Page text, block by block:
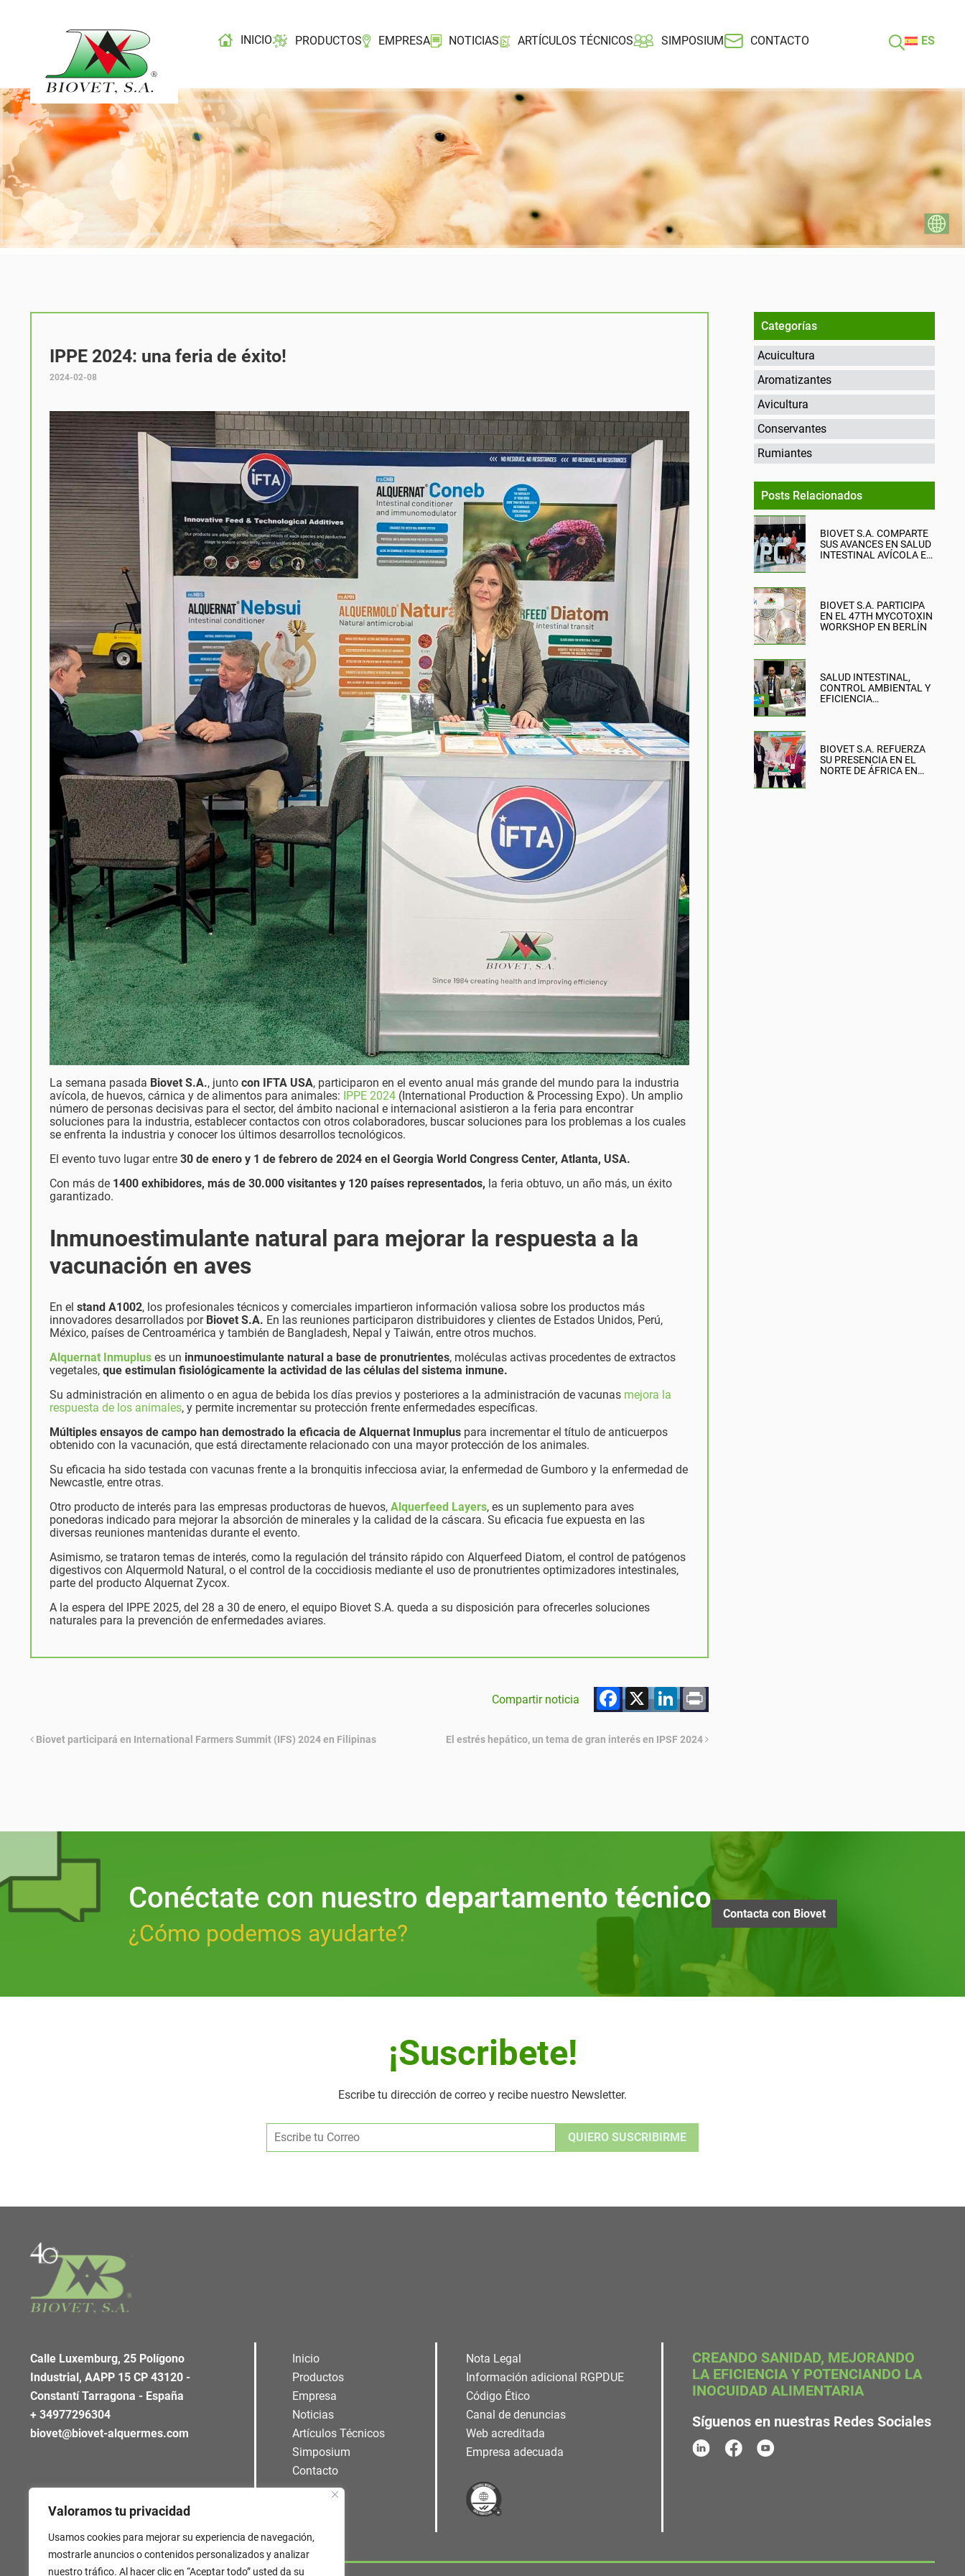
Valoramos tu privacidad
Usamos cookies para mejorar su experiencia de navegación,
mostrarle anuncios o contenidos personalizados y analizar
nuestro tráfico. Al hacer clic en “Aceptar todo” usted da su
INICIO PRODUCTOS EMPRESA NOTICIAS ARTÍCULOS TÉCNICOS SIMPOSIUM CONTACTO ES
IPPE 2024: una feria de éxito!
2024-02-08
La semana pasada Biovet S.A., junto con IFTA USA, participaron en el evento anual más grande del mundo para la industria
avícola, de huevos, cárnica y de alimentos para animales: IPPE 2024 (International Production & Processing Expo). Un amplio
número de personas decisivas para el sector, del ámbito nacional e internacional asistieron a la feria para encontrar
soluciones para la industria, establecer contactos con otros colaboradores, buscar soluciones para los problemas a los cuales
se enfrenta la industria y conocer los últimos desarrollos tecnológicos.
El evento tuvo lugar entre 30 de enero y 1 de febrero de 2024 en el Georgia World Congress Center, Atlanta, USA.
Con más de 1400 exhibidores, más de 30.000 visitantes y 120 países representados, la feria obtuvo, un año más, un éxito
garantizado.
Inmunoestimulante natural para mejorar la respuesta a la
vacunación en aves
En el stand A1002, los profesionales técnicos y comerciales impartieron información valiosa sobre los productos más
innovadores desarrollados por Biovet S.A. En las reuniones participaron distribuidores y clientes de Estados Unidos, Perú,
México, países de Centroamérica y también de Bangladesh, Nepal y Taiwán, entre otros muchos.
Alquernat Inmuplus es un inmunoestimulante natural a base de pronutrientes, moléculas activas procedentes de extractos
vegetales, que estimulan fisiológicamente la actividad de las células del sistema inmune.
Su administración en alimento o en agua de bebida los días previos y posteriores a la administración de vacunas mejora la
respuesta de los animales, y permite incrementar su protección frente enfermedades específicas.
Múltiples ensayos de campo han demostrado la eficacia de Alquernat Inmuplus para incrementar el título de anticuerpos
obtenido con la vacunación, que está directamente relacionado con una mayor protección de los animales.
Su eficacia ha sido testada con vacunas frente a la bronquitis infecciosa aviar, la enfermedad de Gumboro y la enfermedad de
Newcastle, entre otras.
Otro producto de interés para las empresas productoras de huevos, Alquerfeed Layers, es un suplemento para aves
ponedoras indicado para mejorar la absorción de minerales y la calidad de la cáscara. Su eficacia fue expuesta en las
diversas reuniones mantenidas durante el evento.
Asimismo, se trataron temas de interés, como la regulación del tránsito rápido con Alquerfeed Diatom, el control de patógenos
digestivos con Alquermold Natural, o el control de la coccidiosis mediante el uso de pronutrientes optimizadores intestinales,
parte del producto Alquernat Zycox.
A la espera del IPPE 2025, del 28 a 30 de enero, el equipo Biovet S.A. queda a su disposición para ofrecerles soluciones
naturales para la prevención de enfermedades aviares.
Compartir noticia Facebook
X LinkedIn
Print
Biovet participará en International Farmers Summit (IFS) 2024 en Filipinas El estrés hepático, un tema de gran interés en IPSF 2024
Categorías
Acuicultura
Aromatizantes
Avicultura
Conservantes
Rumiantes
Posts Relacionados
BIOVET S.A. COMPARTE
SUS AVANCES EN SALUD
INTESTINAL AVÍCOLA EN
BIOVET S.A. PARTICIPA
EN EL 47TH MYCOTOXIN
WORKSHOP EN BERLÍN
SALUD INTESTINAL,
CONTROL AMBIENTAL Y
EFICIENCIA
BIOVET S.A. REFUERZA
SU PRESENCIA EN EL
NORTE DE ÁFRICA EN
Conéctate con nuestro departamento técnico
¿Cómo podemos ayudarte?
Contacta con Biovet
¡Suscribete!
Escribe tu dirección de correo y recibe nuestro Newsletter.
Alternative:
Calle Luxemburg, 25 Polígono
Industrial, AAPP 15 CP 43120 -
Constantí Tarragona - España
+ 34977296304
biovet@biovet-alquermes.com
Inicio
Productos
Empresa
Noticias
Artículos Técnicos
Simposium
Contacto
Nota Legal
Información adicional RGPDUE
Código Ético
Canal de denuncias
Web acreditada
Empresa adecuada
CREANDO SANIDAD, MEJORANDO
LA EFICIENCIA Y POTENCIANDO LA
INOCUIDAD ALIMENTARIA
Síguenos en nuestras Redes Sociales